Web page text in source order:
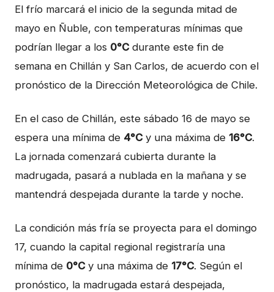
El frío marcará el inicio de la segunda mitad de
mayo en Ñuble, con temperaturas mínimas que
podrían llegar a los 0°Cdurante este fin de
semana en Chillán y San Carlos, de acuerdo con el
pronóstico de la Dirección Meteorológica de Chile.
En el caso de Chillán, este sábado 16 de mayo se
espera una mínima de 4°Cy una máxima de 16°C.
La jornada comenzará cubierta durante la
madrugada, pasará a nublada en la mañana y se
mantendrá despejada durante la tarde y noche.
La condición más fría se proyecta para el domingo
17, cuando la capital regional registraría una
mínima de 0°Cy una máxima de 17°C. Según el
pronóstico, la madrugada estará despejada,